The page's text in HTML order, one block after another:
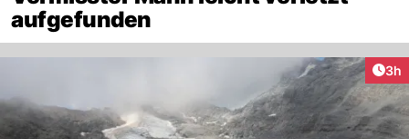
aufgefunden
3h